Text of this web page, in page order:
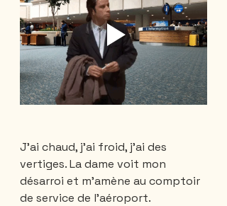
J’ai chaud, j’ai froid, j’ai des
vertiges. La dame voit mon
désarroi et m’amène au comptoir
de service de l’aéroport.